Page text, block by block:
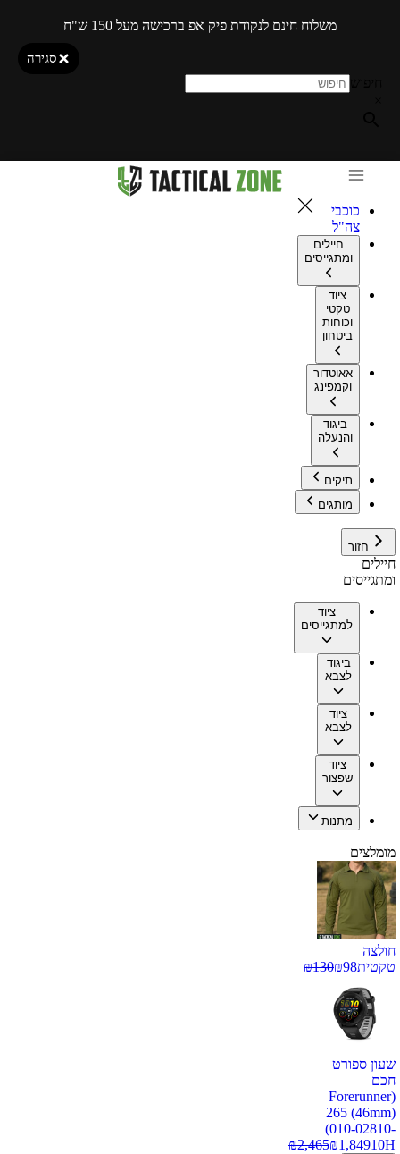
משלוח חינם לנקודת פיק אפ ברכישה מעל 150 ש"ח
סגירה
כוכבי
צה"ל
חיילים
ומתגייסים
ציוד
טקטי
וכוחות
ביטחון
אאוטדור
וקמפינג
ביגוד
והנעלה
תיקים
מותגים
חזור
חיילים
ומתגייסים
ציוד
למתגייסים
ביגוד
לצבא
ציוד
לצבא
ציוד
שפצור
מתנות
מומלצים
חולצה
טקטית
₪98
₪130
שעון ספורט
חכם
(Forerunner
265 (46mm)
(010-02810-
10H
₪1,849
₪2,465